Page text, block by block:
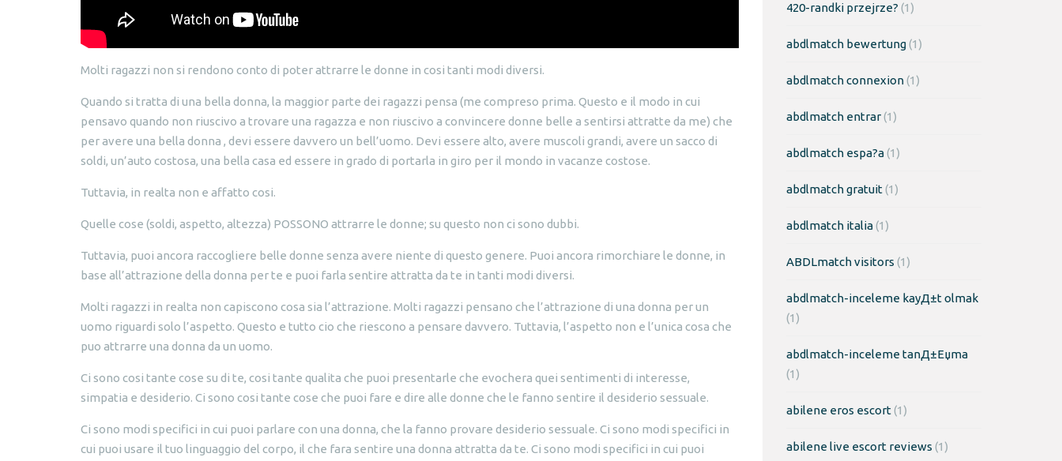
Molti ragazzi non si rendono conto di poter attrarre le donne in cosi tanti modi diversi.
Quando si tratta di una bella donna, la maggior parte dei ragazzi pensa (me compreso prima. Questo e il modo in cui
pensavo quando non riuscivo a trovare una ragazza e non riuscivo a convincere donne belle a sentirsi attratte da me) che
per avere una bella donna , devi essere davvero un bell’uomo. Devi essere alto, avere muscoli grandi, avere un sacco di
soldi, un’auto costosa, una bella casa ed essere in grado di portarla in giro per il mondo in vacanze costose.
Tuttavia, in realta non e affatto cosi.
Quelle cose (soldi, aspetto, altezza) POSSONO attrarre le donne; su questo non ci sono dubbi.
Tuttavia, puoi ancora raccogliere belle donne senza avere niente di questo genere. Puoi ancora rimorchiare le donne, in
base all’attrazione della donna per te e puoi farla sentire attratta da te in tanti modi diversi.
Molti ragazzi in realta non capiscono cosa sia l’attrazione. Molti ragazzi pensano che l’attrazione di una donna per un
uomo riguardi solo l’aspetto. Questo e tutto cio che riescono a pensare davvero. Tuttavia, l’aspetto non e l’unica cosa che
puo attrarre una donna da un uomo.
Ci sono cosi tante cose su di te, cosi tante qualita che puoi presentarle che evochera quei sentimenti di interesse,
simpatia e desiderio. Ci sono cosi tante cose che puoi fare e dire alle donne che le fanno sentire il desiderio sessuale.
Ci sono modi specifici in cui puoi parlare con una donna, che la fanno provare desiderio sessuale. Ci sono modi specifici in
cui puoi usare il tuo linguaggio del corpo, il che fara sentire una donna attratta da te. Ci sono modi specifici in cui puoi
420-randki przejrze? (1)
abdlmatch bewertung(1)
abdlmatch connexion(1)
abdlmatch entrar(1)
abdlmatch espa?a(1)
abdlmatch gratuit(1)
abdlmatch italia(1)
ABDLmatch visitors (1)
abdlmatch-inceleme kayД±t olmak
(1)
abdlmatch-inceleme tanД±Еџma
(1)
abilene eros escort(1)
abilene live escort reviews (1)